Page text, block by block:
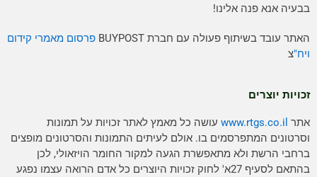
בבעיה אנא פנה אלינו!
האתר עובד בשיתוף פעולה עם חברת BUYPOST
פרסום מאמרי קידום
ויח"צ
זכויות יוצרים
אתר www.rtgs.co.il עושה כל מאמץ לאתר זכויות על תמונות
וסרטונים המתפרסמים בו. אולם לעיתים התמונות והסרטונים מופצים
ברחבי הרשת ולא מתאפשרת הגעה למקור החומר הויזאולי, לכן
בהתאם לסעיף 27א' לחוק זכויות היוצרים כל אדם הרואה עצמו נפגע